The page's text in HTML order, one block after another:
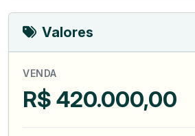
Valores
VENDA
R$ 420.000,00